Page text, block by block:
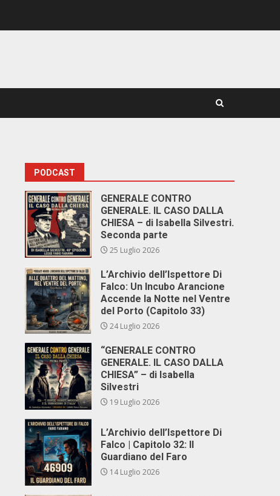
PODCAST
GENERALE CONTRO
GENERALE. IL CASO DALLA
CHIESA – di Isabella Silvestri.
Seconda parte
25 Luglio 2026
L’Archivio dell’Ispettore Di
Falco: Un Incubo Arancione
Accende la Notte nel Ventre
del Porto (Capitolo 33)
24 Luglio 2026
“GENERALE CONTRO
GENERALE. IL CASO DALLA
CHIESA” – di Isabella
Silvestri
19 Luglio 2026
L’Archivio dell’Ispettore Di
Falco | Capitolo 32: Il
Guardiano del Faro
14 Luglio 2026